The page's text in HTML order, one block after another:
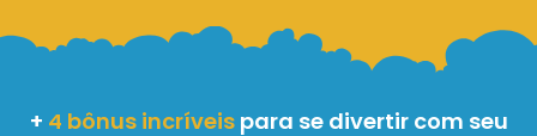
+ 4 bônus incríveis para se divertir com seu